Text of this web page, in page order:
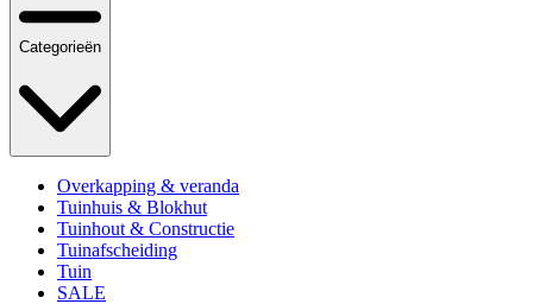
Categorieën
Overkapping & veranda
Tuinhuis & Blokhut
Tuinhout & Constructie
Tuinafscheiding
Tuin
SALE